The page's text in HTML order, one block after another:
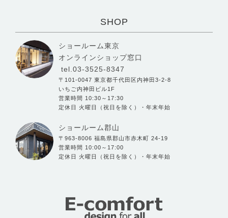
SHOP
ショールーム東京
オンラインショップ窓口
tel.03-3525-8347
〒101-0047 東京都千代田区内神田3-2-8
いちご内神田ビル1F
営業時間 10:30～17:30
定休日 火曜日（祝日を除く）・年末年始
ショールーム郡山
〒963-8006 福島県郡山市赤木町 24-19
営業時間 10:00～17:00
定休日 火曜日（祝日を除く）・年末年始